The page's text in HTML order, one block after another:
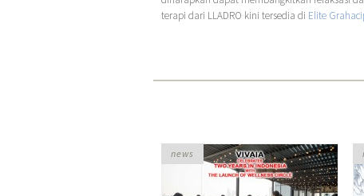
terapi dari LLADRO kini tersedia di Elite
news